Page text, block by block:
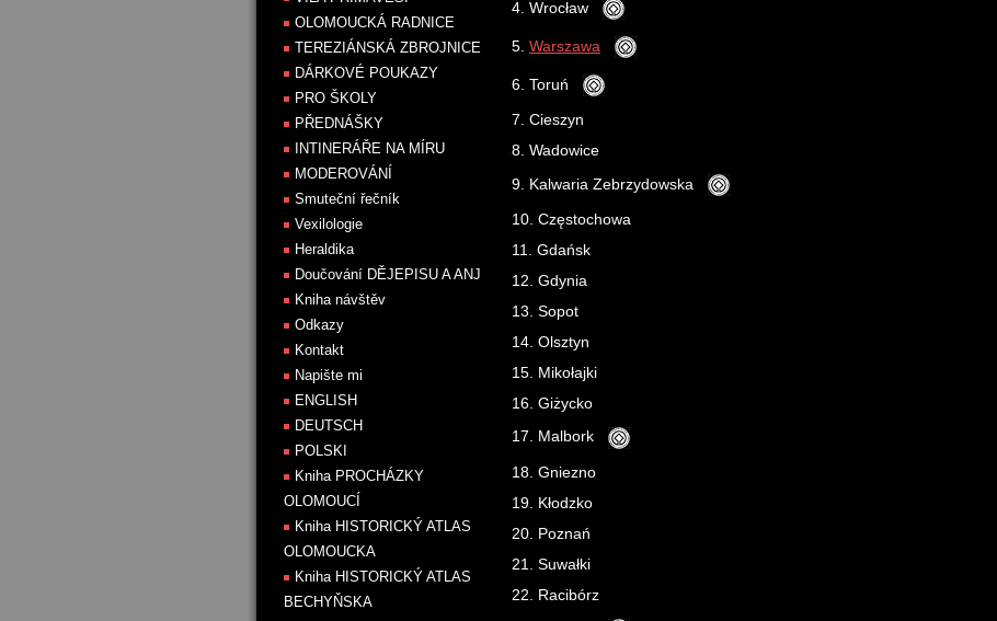
4. Wrocław
5. Warszawa
6. Toruń
7. Cieszyn
8. Wadowice
9. Kalwaria Zebrzydowska
10. Częstochowa
11. Gdańsk
12. Gdynia
13. Sopot
14. Olsztyn
15. Mikołajki
16. Giżycko
17. Malbork
18. Gniezno
19. Kłodzko
20. Poznań
21. Suwałki
22. Racibórz
OLOMOUCKÁ RADNICE
TEREZIÁNSKÁ ZBROJNICE
DÁRKOVÉ POUKAZY
PRO ŠKOLY
PŘEDNÁŠKY
INTINERÁŘE NA MÍRU
MODEROVÁNÍ
Smuteční řečník
Vexilologie
Heraldika
Doučování DĚJEPISU A ANJ
Kniha návštěv
Odkazy
Kontakt
Napište mi
ENGLISH
DEUTSCH
POLSKI
Kniha PROCHÁZKY
OLOMOUCÍ
Kniha HISTORICKÝ ATLAS
OLOMOUCKA
Kniha HISTORICKÝ ATLAS
BECHYŇSKA